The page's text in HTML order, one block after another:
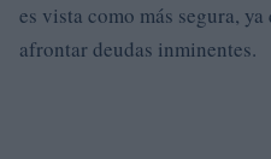
es vista como más segura,
afrontar deudas inminentes.